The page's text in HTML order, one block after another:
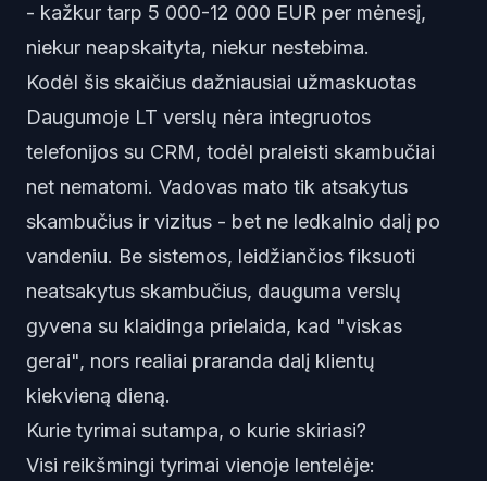
- kažkur tarp 5 000-12 000 EUR per mėnesį,
niekur neapskaityta, niekur nestebima.
Kodėl šis skaičius dažniausiai užmaskuotas
Daugumoje LT verslų nėra integruotos
telefonijos su CRM, todėl praleisti skambučiai
net nematomi. Vadovas mato tik atsakytus
skambučius ir vizitus - bet ne ledkalnio dalį po
vandeniu. Be sistemos, leidžiančios fiksuoti
neatsakytus skambučius, dauguma verslų
gyvena su klaidinga prielaida, kad "viskas
gerai", nors realiai praranda dalį klientų
kiekvieną dieną.
Kurie tyrimai sutampa, o kurie skiriasi?
Visi reikšmingi tyrimai vienoje lentelėje: